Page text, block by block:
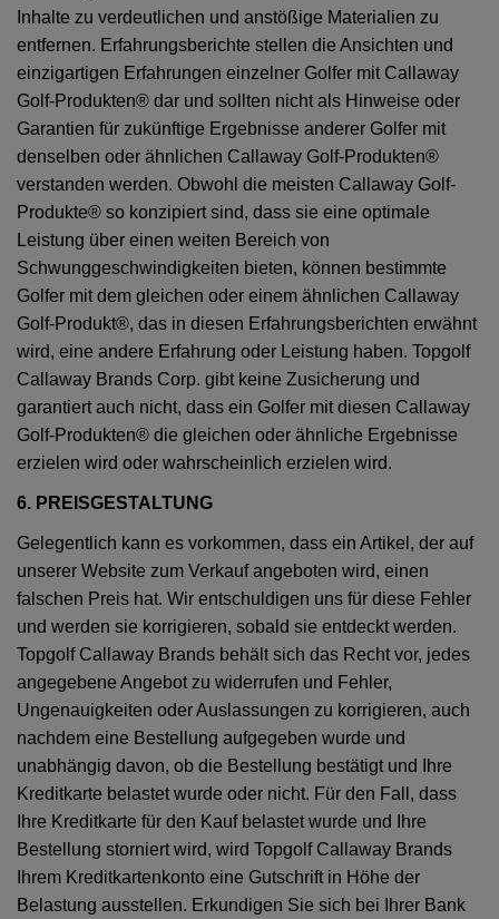
Inhalte zu verdeutlichen und anstößige Materialien zu
entfernen. Erfahrungsberichte stellen die Ansichten und
einzigartigen Erfahrungen einzelner Golfer mit Callaway
Golf-Produkten® dar und sollten nicht als Hinweise oder
Garantien für zukünftige Ergebnisse anderer Golfer mit
denselben oder ähnlichen Callaway Golf-Produkten®
verstanden werden. Obwohl die meisten Callaway Golf-
Produkte® so konzipiert sind, dass sie eine optimale
Leistung über einen weiten Bereich von
Schwunggeschwindigkeiten bieten, können bestimmte
Golfer mit dem gleichen oder einem ähnlichen Callaway
Golf-Produkt®, das in diesen Erfahrungsberichten erwähnt
wird, eine andere Erfahrung oder Leistung haben. Topgolf
Callaway Brands Corp. gibt keine Zusicherung und
garantiert auch nicht, dass ein Golfer mit diesen Callaway
Golf-Produkten® die gleichen oder ähnliche Ergebnisse
erzielen wird oder wahrscheinlich erzielen wird.
6. PREISGESTALTUNG
Gelegentlich kann es vorkommen, dass ein Artikel, der auf
unserer Website zum Verkauf angeboten wird, einen
falschen Preis hat. Wir entschuldigen uns für diese Fehler
und werden sie korrigieren, sobald sie entdeckt werden.
Topgolf Callaway Brands behält sich das Recht vor, jedes
angegebene Angebot zu widerrufen und Fehler,
Ungenauigkeiten oder Auslassungen zu korrigieren, auch
nachdem eine Bestellung aufgegeben wurde und
unabhängig davon, ob die Bestellung bestätigt und Ihre
Kreditkarte belastet wurde oder nicht. Für den Fall, dass
Ihre Kreditkarte für den Kauf belastet wurde und Ihre
Bestellung storniert wird, wird Topgolf Callaway Brands
Ihrem Kreditkartenkonto eine Gutschrift in Höhe der
Belastung ausstellen. Erkundigen Sie sich bei Ihrer Bank